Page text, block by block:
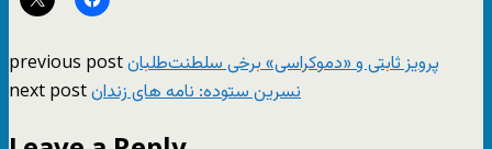
previous postپرویز ثابتی و «دموکراسی» برخی سلطنت‌طلبان
next postنسرین ستوده: نامه های زندان